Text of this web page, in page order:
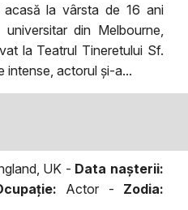
la vârsta de 16 ani
din Melbourne,
la Teatrul Tineretului Sf.
intense, actorul și-a...
UK - Data naşterii:
Actor - Zodia: